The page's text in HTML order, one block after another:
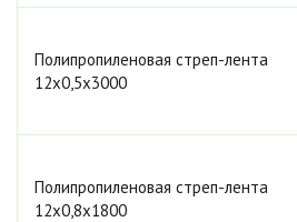
Полипропиленовая стреп-лента
12х0,5х3000
Полипропиленовая стреп-лента
12х0,8х1800